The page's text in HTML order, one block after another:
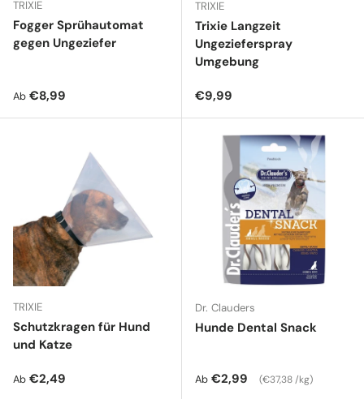
TRIXIE
Fogger Sprühautomat
gegen Ungeziefer
Normaler Preis
Ab €8,99
TRIXIE
Trixie Langzeit
Ungezieferspray
Umgebung
Normaler Preis
€9,99
TRIXIE
Schutzkragen für Hund
und Katze
Normaler Preis
Ab €2,49
Dr. Clauders
Hunde Dental Snack
Normaler Preis
Ab €2,99 Grundpreis
€37,38 /kg